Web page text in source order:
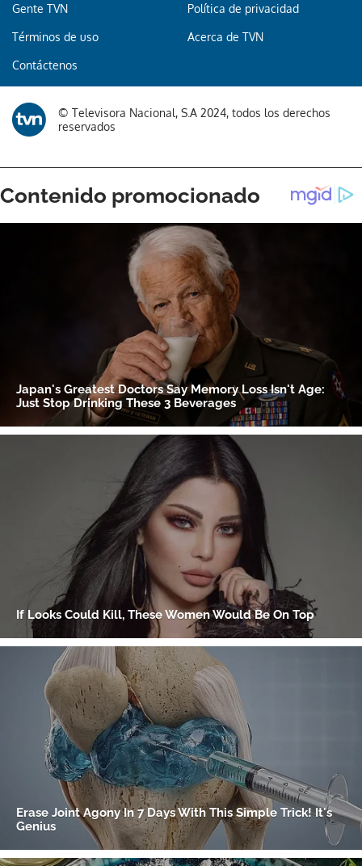
Gente TVN Política de privacidad
Términos de uso Acerca de TVN
Contáctenos
© Televisora Nacional, S.A 2024, todos los derechos
reservados